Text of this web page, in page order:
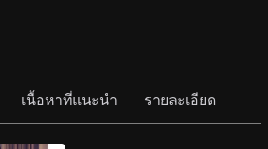
เนื้อหาที่แนะนำ รายละเอียด